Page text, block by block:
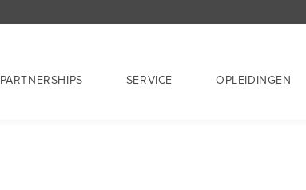
PARTNERSHIPS SERVICE OPLEIDINGEN